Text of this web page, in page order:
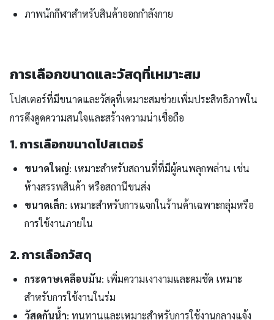
ภาพนักกีฬาสำหรับสินค้าออกกำลังกาย
การเลือกขนาดและวัสดุที่เหมาะสม
โปสเตอร์ที่มีขนาดและวัสดุที่เหมาะสมช่วยเพิ่มประสิทธิภาพใน
การดึงดูดความสนใจและสร้างความน่าเชื่อถือ
1. การเลือกขนาดโปสเตอร์
ขนาดใหญ่: เหมาะสำหรับสถานที่ที่มีผู้คนพลุกพล่าน เช่น
ห้างสรรพสินค้า หรือสถานีขนส่ง
ขนาดเล็ก: เหมาะสำหรับการแจกในร้านค้าเฉพาะกลุ่มหรือ
การใช้งานภายใน
2. การเลือกวัสดุ
กระดาษเคลือบมัน: เพิ่มความเงางามและคมชัด เหมาะ
สำหรับการใช้งานในร่ม
วัสดุกันน้ำ: ทนทานและเหมาะสำหรับการใช้งานกลางแจ้ง